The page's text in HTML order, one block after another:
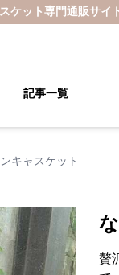
ケット専門通販サイ
記事一覧
キャスケット
贅